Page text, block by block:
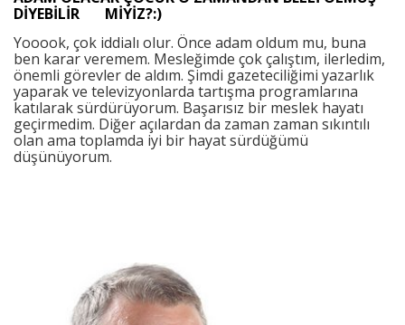
DİYEBİLİR MİYİZ?:)
Yooook, çok iddialı olur. Önce adam oldum mu, buna
ben karar veremem. Mesleğimde çok çalıştım, ilerledim,
önemli görevler de aldım. Şimdi gazeteciliğimi yazarlık
yaparak ve televizyonlarda tartışma programlarına
katılarak sürdürüyorum. Başarısız bir meslek hayatı
geçirmedim. Diğer açılardan da zaman zaman sıkıntılı
olan ama toplamda iyi bir hayat sürdüğümü
düşünüyorum.